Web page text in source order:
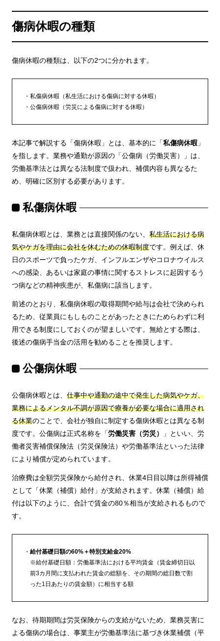
傷病休暇の種類
傷病休暇の種類は、以下の2つに分かれます。
私傷病休暇（私生活における傷病に対する休暇）
公傷病休暇（労災による傷病に対する休暇）
本記事で解説する「傷病休暇」とは、基本的に「私傷病休暇 」
を指します。業務や通勤が原因の「公傷病（労働災害）」は、
労働基準法とは異なる法制度で扱われ、補償内容も異なるた
め、明確に区別する必要があります。
私傷病休暇
私傷病休暇とは、業務とは直接関係のない、 私生活における病
気やケガを理由に会社を休むための休暇制度です。例えば、休
日のスポーツで負ったケガ、インフルエンザやコロナウイルス
への感染、あるいは家庭の事情に関するストレスに起因するう
つ病などの精神疾患が、私傷病に該当します。
前述のとおり、私傷病休暇の取得期間や給与は会社で決められ
るため、従業員にもしものことがあったときにためらわずに利
用できる制度にしておくのが望ましいです。無給とする際は、
後述の傷病手当金の活用を勧めることを推奨します。
公傷病休暇
公傷病休暇とは、 仕事中や通勤の途中で発生した病気やケガ、
業務によるメンタル不調が原因で療養が必要な場合に適用され
る休業のことで、会社が独自に制定する傷病休暇とは異なる制
度です。公傷病は正式名称を「労働災害（労災）
」といい、労
働者災害補償保険法（労災保険法）や労働基準法といった法律
により補償が定められています。
治療費は全額労災保険から給付され、休業4日目以降は所得補償
として「休業（補償）給付」が支給されます。休業（補償）給
付は以下のように、合計で賃金の80％相当が支給されるもので
す。
給付基礎日額の60%＋特別支給金20%
※給付基礎日額：労働基準法における平均賃金（賃金締切日以
前3カ月間に支払われた賃金の総額を、その期間の総日数で割
った1日あたりの賃金額）に相当する額
なお、待期期間は労災保険からの支給がないため、業務災害に
よる傷病の場合は、事業主が労働基準法に基づき休業補償（平